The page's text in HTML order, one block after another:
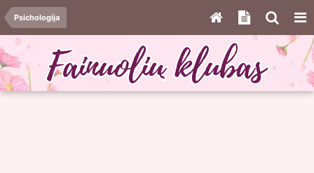
Psichologija